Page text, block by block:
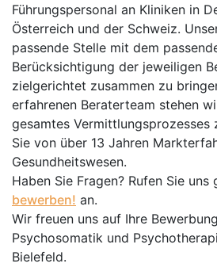
Führungspersonal an Kliniken in
Österreich und der Schweiz.
passende Stelle mit dem
Berücksichtigung der jeweiligen
zielgerichtet zusammen zu
erfahrenen Beraterteam stehen
gesamtes Vermittlungsprozesses
Sie von über 13 Jahren
Gesundheitswesen.
Haben Sie Fragen? Rufen Sie uns
bewerben! an.
Wir freuen uns auf Ihre
Psychosomatik und
Bielefeld.